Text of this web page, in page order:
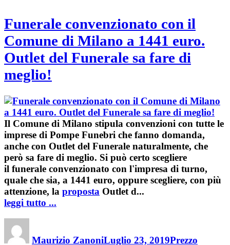
Funerale convenzionato con il
Comune di Milano a 1441 euro.
Outlet del Funerale sa fare di
meglio!
Il Comune di Milano stipula convenzioni con tutte le
imprese di Pompe Funebri che fanno domanda,
anche con Outlet del Funerale naturalmente, che
però sa fare di meglio. Si può certo scegliere
il funerale convenzionato con l'impresa di turno,
quale che sia, a 1441 euro, oppure scegliere, con più
attenzione, la proposta Outlet d...
leggi tutto ...
Maurizio Zanoni
on
Luglio 23, 2019Prezzo